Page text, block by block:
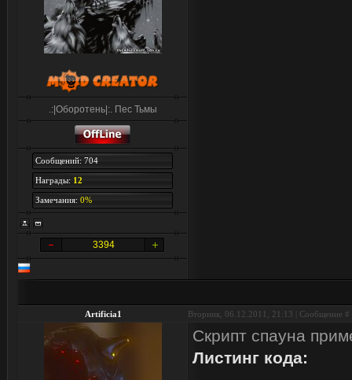
.:|Оборотень|:. Пес Тьмы
Сообщений: 704
Награды: 12
Замечания: 0%
3394
Artificia1 Вторник, 06.12.2011, 21:13 | Сообщение #
Скрипт спауна
Листинг кода: